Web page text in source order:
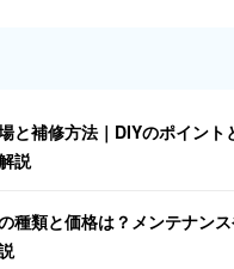
と補修方法｜DIYのポイント
説
種類と価格は？メンテナン